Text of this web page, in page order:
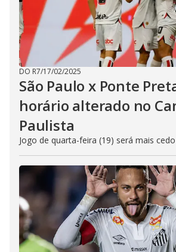
DO R7/17/02/2025
São Paulo x Ponte
horário alterado no
Paulista
Jogo de quarta-feira (19) será mais cedo